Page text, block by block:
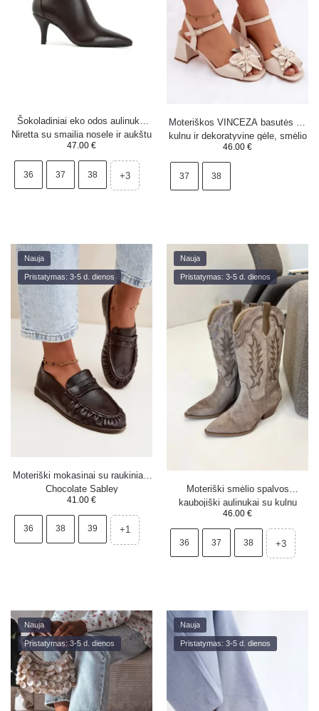
Šokoladiniai eko odos aulinukai
Niretta su smailia nosele ir aukštu
kulnu
47.00 €
36 37 38 +3
Moteriškos VINCEZA basutės su
kulnu ir dekoratyvine gėle, smėlio
spalvos 20283
46.00 €
37 38
Nauja
Pristatymas: 3-5 d. dienos
Moteriški mokasinai su raukiniais
Chocolate Sabley
41.00 €
36 38 39 +1
Nauja
Pristatymas: 3-5 d. dienos
Moteriški smėlio spalvos
kaubojiški aulinukai su kulnu
Betina
46.00 €
36 37 38 +3
Nauja
Pristatymas: 3-5 d. dienos
Nauja
Pristatymas: 3-5 d. dienos